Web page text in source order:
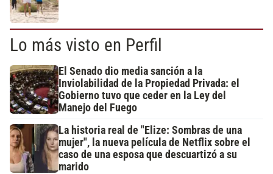
Lo más visto en Perfil
El Senado dio media sanción a la
Inviolabilidad de la Propiedad Privada: el
Gobierno tuvo que ceder en la Ley del
Manejo del Fuego
La historia real de "Elize: Sombras de una
mujer", la nueva película de Netflix sobre el
caso de una esposa que descuartizó a su
marido